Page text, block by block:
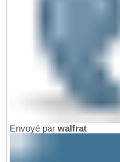
Envoyé par walfrat